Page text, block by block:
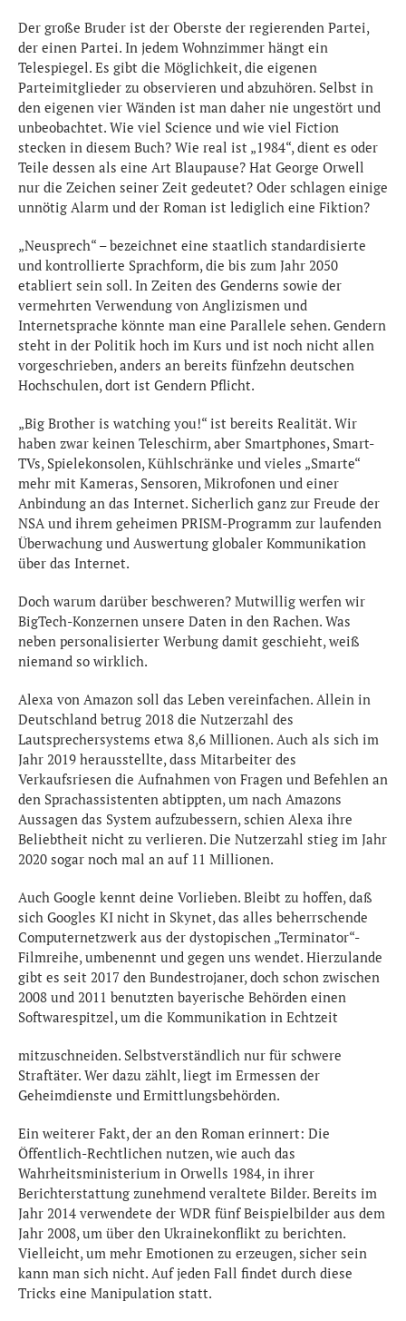
Der große Bruder ist der Oberste der regierenden Partei,
der einen Partei. In jedem Wohnzimmer hängt ein
Telespiegel. Es gibt die Möglichkeit, die eigenen
Parteimitglieder zu observieren und abzuhören. Selbst in
den eigenen vier Wänden ist man daher nie ungestört und
unbeobachtet. Wie viel Science und wie viel Fiction
stecken in diesem Buch? Wie real ist „1984“, dient es oder
Teile dessen als eine Art Blaupause? Hat George Orwell
nur die Zeichen seiner Zeit gedeutet? Oder schlagen einige
unnötig Alarm und der Roman ist lediglich eine Fiktion?
„Neusprech“ – bezeichnet eine staatlich standardisierte
und kontrollierte Sprachform, die bis zum Jahr 2050
etabliert sein soll. In Zeiten des Genderns sowie der
vermehrten Verwendung von Anglizismen und
Internetsprache könnte man eine Parallele sehen. Gendern
steht in der Politik hoch im Kurs und ist noch nicht allen
vorgeschrieben, anders an bereits fünfzehn deutschen
Hochschulen, dort ist Gendern Pflicht.
„Big Brother is watching you!“ ist bereits Realität. Wir
haben zwar keinen Teleschirm, aber Smartphones, Smart-
TVs, Spielekonsolen, Kühlschränke und vieles „Smarte“
mehr mit Kameras, Sensoren, Mikrofonen und einer
Anbindung an das Internet. Sicherlich ganz zur Freude der
NSA und ihrem geheimen PRISM-Programm zur laufenden
Überwachung und Auswertung globaler Kommunikation
über das Internet.
Doch warum darüber beschweren? Mutwillig werfen wir
BigTech-Konzernen unsere Daten in den Rachen. Was
neben personalisierter Werbung damit geschieht, weiß
niemand so wirklich.
Alexa von Amazon soll das Leben vereinfachen. Allein in
Deutschland betrug 2018 die Nutzerzahl des
Lautsprechersystems etwa 8,6 Millionen. Auch als sich im
Jahr 2019 herausstellte, dass Mitarbeiter des
Verkaufsriesen die Aufnahmen von Fragen und Befehlen an
den Sprachassistenten abtippten, um nach Amazons
Aussagen das System aufzubessern, schien Alexa ihre
Beliebtheit nicht zu verlieren. Die Nutzerzahl stieg im Jahr
2020 sogar noch mal an auf 11 Millionen.
Auch Google kennt deine Vorlieben. Bleibt zu hoffen, daß
sich Googles KI nicht in Skynet, das alles beherrschende
Computernetzwerk aus der dystopischen „Terminator“-
Filmreihe, umbenennt und gegen uns wendet. Hierzulande
gibt es seit 2017 den Bundestrojaner, doch schon zwischen
2008 und 2011 benutzten bayerische Behörden einen
Softwarespitzel, um die Kommunikation in Echtzeit
mitzuschneiden. Selbstverständlich nur für schwere
Straftäter. Wer dazu zählt, liegt im Ermessen der
Geheimdienste und Ermittlungsbehörden.
Ein weiterer Fakt, der an den Roman erinnert: Die
Öffentlich-Rechtlichen nutzen, wie auch das
Wahrheitsministerium in Orwells 1984, in ihrer
Berichterstattung zunehmend veraltete Bilder. Bereits im
Jahr 2014 verwendete der WDR fünf Beispielbilder aus dem
Jahr 2008, um über den Ukrainekonflikt zu berichten.
Vielleicht, um mehr Emotionen zu erzeugen, sicher sein
kann man sich nicht. Auf jeden Fall findet durch diese
Tricks eine Manipulation statt.